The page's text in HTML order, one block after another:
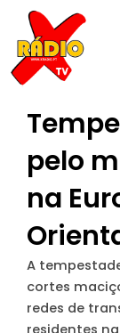
content
pelo
na
A
cortes
redes de
residentes